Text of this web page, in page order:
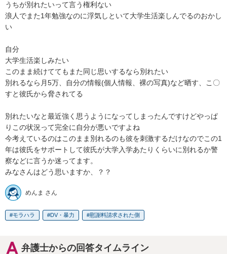
うちが別れたいって言う権利ない
浪人でまた1年勉強なのに浮気しといて大学生活楽しんでるのおかし
い
自分
大学生活楽しみたい
このまま続けててもまた同じ思いするなら別れたい
別れるなら月5万、自分の情報(個人情報、裸の写真)など晒す、こ〇
すと彼氏から脅されてる
別れたいなと最近強く思うようになってしまったんですけどやっぱ
りこの状況って完全に自分が悪いですよね
今考えているのはこのまま別れるのも彼を刺激するだけなのでこの1
年は彼氏をサポートして彼氏が大学入学あたりくらいに別れるか警
察などに言うか迷ってます。
みなさんはどう思いますか、？？
めんま さん
モラハラ DV・暴力 慰謝料請求された側
弁護士からの回答タイムライン